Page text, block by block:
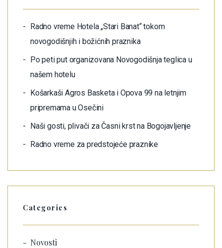
Radno vreme Hotela „Stari Banat“ tokom
novogodišnjih i božićnih praznika
Po peti put organizovana Novogodišnja teglica u
našem hotelu
Košarkaši Agros Basketa i Opova 99 na letnjim
pripremama u Osečini
Naši gosti, plivači za Časni krst na Bogojavljenje
Radno vreme za predstojeće praznike
Categories
Novosti